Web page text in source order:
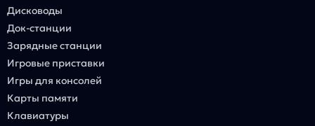
Дисководы
Док-станции
Зарядные станции
Игровые приставки
Игры для консолей
Карты памяти
Клавиатуры